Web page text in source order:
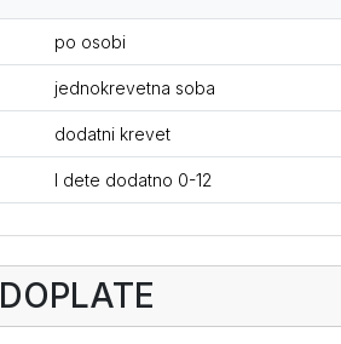
po osobi
jednokrevetna soba
dodatni krevet
I dete dodatno 0-12
DOPLATE